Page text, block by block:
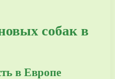
собак в
в Европе